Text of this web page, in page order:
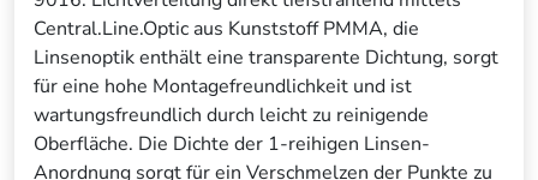
Central.Line.Optic aus Kunststoff PMMA, die
Linsenoptik enthält eine transparente Dichtung, sorgt
für eine hohe Montagefreundlichkeit und ist
wartungsfreundlich durch leicht zu reinigende
Oberfläche. Die Dichte der 1-reihigen Linsen-
Anordnung sorgt für ein Verschmelzen der Punkte zu